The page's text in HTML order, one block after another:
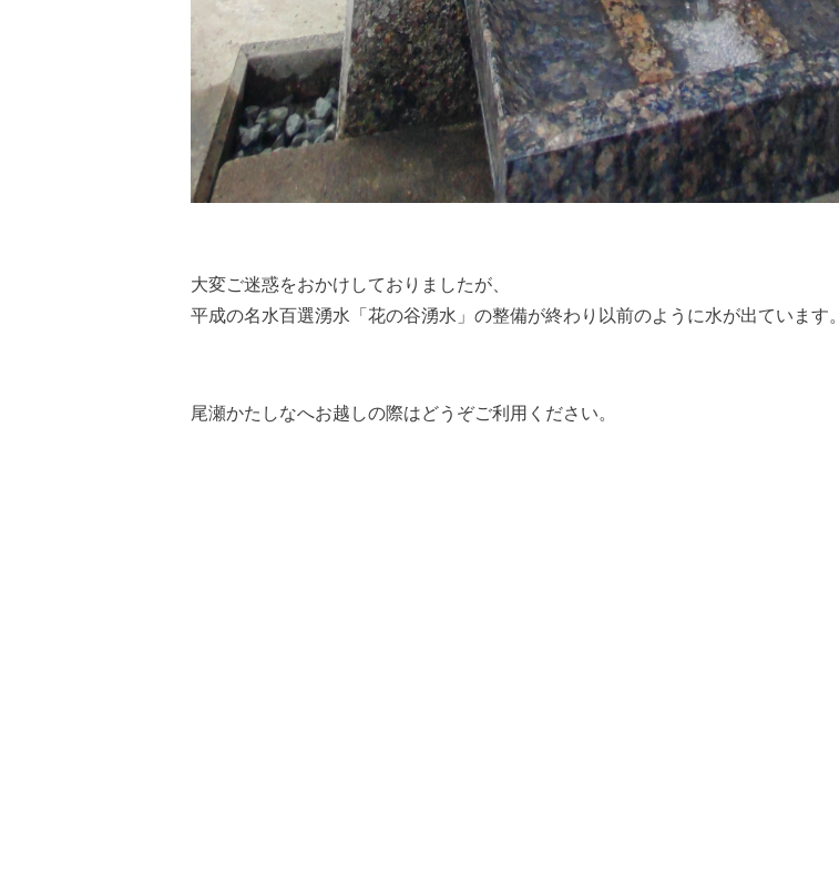
大変ご迷惑をおかけしておりましたが、
平成の名水百選湧水「花の谷湧水」の整備が終わり以前のように水が出ています。
尾瀬かたしなへお越しの際はどうぞご利用ください。